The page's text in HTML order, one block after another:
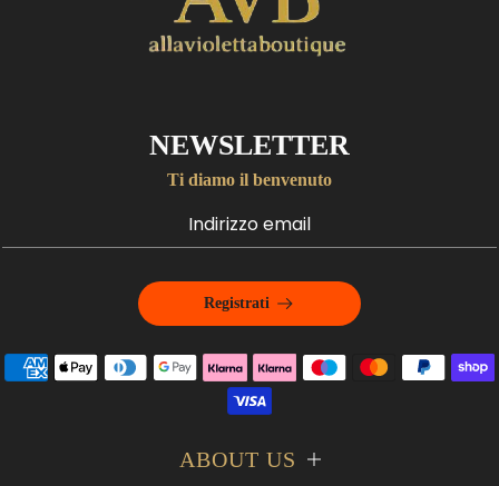
NEWSLETTER
Ti diamo il benvenuto
Registrati
ABOUT US